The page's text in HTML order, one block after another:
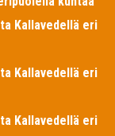
Kallavedellä eri
Kallavedellä eri
Kallavedellä eri